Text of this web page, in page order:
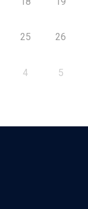
25 26
4 5